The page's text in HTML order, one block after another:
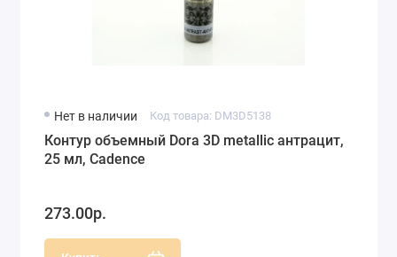
Нет в наличии Код товара: DM3D5138
Контур объемный Dora 3D metallic антрацит,
25 мл, Cadence
273.00р.